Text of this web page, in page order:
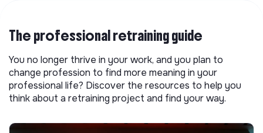
The professional retraining guide
You no longer thrive in your work, and you plan to
change profession to find more meaning in your
professional life? Discover the resources to help you
think about a retraining project and find your way.